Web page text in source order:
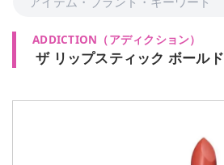
ADDICTION （アディクション）
ザ リップスティック ボールド